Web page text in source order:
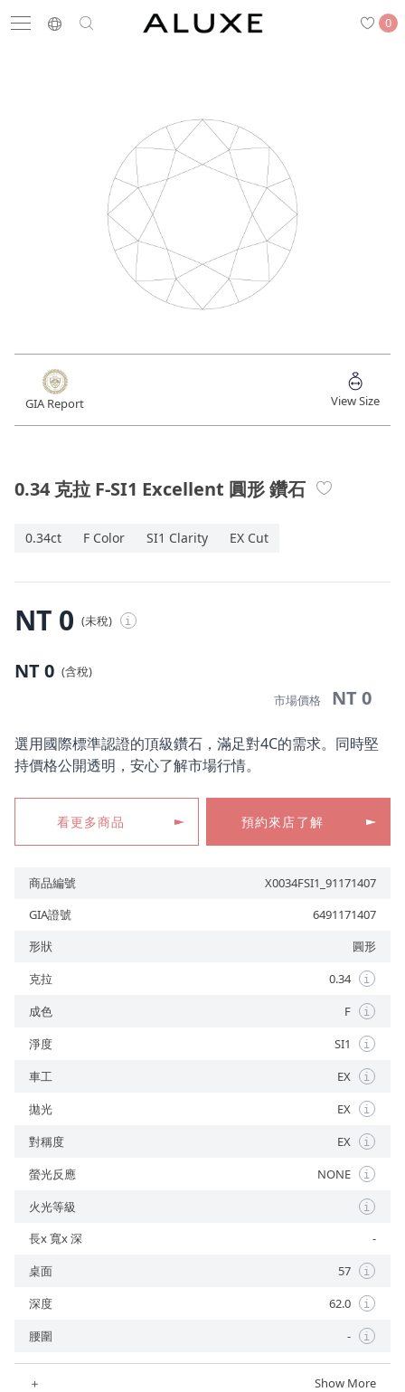
0
搜尋
結婚戒指
結婚戒指
珠寶鑽飾
關於ALUXE
最新消息
婚禮護照
GIA Report View Size
0.34 克拉 F-SI1 Excellent 圓形 鑽石
0.34ct F Color SI1 Clarity EX Cut
NT 0 (未稅) i
NT 0 (含稅)
市場價格
NT 0
選用國際標準認證的頂級鑽石，滿足對4C的需求。同時堅
持價格公開透明，安心了解市場行情。
看更多商品 預約來店了解
商品編號
X0034FSI1_91171407
GIA證號
6491171407
形狀
圓形
克拉
0.34 i
成色 F i
淨度 SI1 i
車工 EX i
拋光 EX i
對稱度 EX i
螢光反應 NONE i
火光等級 i
長x 寬x 深
-
桌面
57 i
深度 62.0 i
腰圍 - i
＋ Show More